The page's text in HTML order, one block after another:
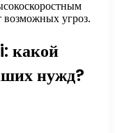
возможных угроз.
какой
нужд?